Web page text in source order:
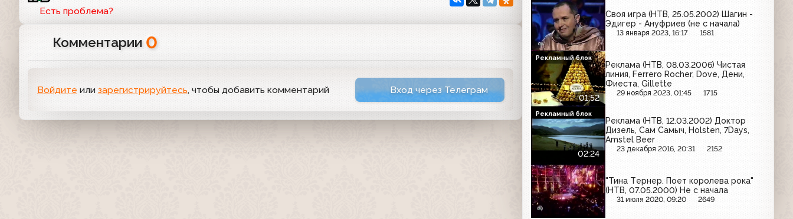
Есть проблема?
Комментарии 0
Войдите или зарегистрируйтесь, чтобы добавить комментарий Вход через Телеграм
Своя игра (НТВ, 25.05.2002) Шагин -
Эдигер - Ануфриев (не с начала)
13 января 2023, 16:17 1581
01:52
Реклама (НТВ, 08.03.2006) Чистая
линия, Ferrero Rocher, Dove, Дени,
Фиеста, Gillette
29 ноября 2023, 01:45 1715
Рекламный блок
02:24
Реклама (НТВ, 12.03.2002) Доктор
Дизель, Сам Самыч, Holsten, 7Days,
Amstel Beer
23 декабря 2016, 20:31 2152
Рекламный блок
"Тина Тeрнер. Поет королева рока"
(НТВ, 07.05.2000) Не с начала
31 июля 2020, 09:20 2649